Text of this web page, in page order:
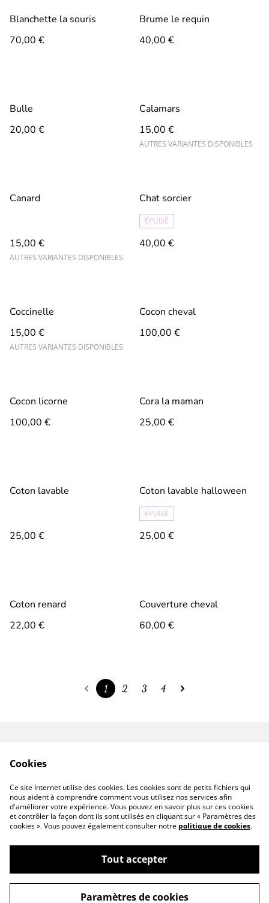
Blanchette la souris
70,00 €
Brume le requin
40,00 €
Bulle
20,00 €
Calamars
15,00 €
AUTRES VARIANTES DISPONIBLES
Canard
15,00 €
AUTRES VARIANTES DISPONIBLES
Chat sorcier
ÉPUISÉ
40,00 €
Coccinelle
15,00 €
AUTRES VARIANTES DISPONIBLES
Cocon cheval
100,00 €
Cocon licorne
100,00 €
Cora la maman
25,00 €
Coton lavable
25,00 €
Coton lavable halloween
ÉPUISÉ
25,00 €
Coton renard
22,00 €
Couverture cheval
60,00 €
1 2 3 4
Mentions légales
©2026Aventur'elle
Cookies
Ce site Internet utilise des cookies. Les cookies sont de petits fichiers qui
nous aident à comprendre comment vous utilisez nos services afin
d'améliorer votre expérience. Vous pouvez en savoir plus sur ces cookies
et contrôler la façon dont ils sont utilisés en cliquant sur « Paramètres des
cookies ». Vous pouvez également consulter notre politique de cookies.
Tout accepter
Paramètres de cookies